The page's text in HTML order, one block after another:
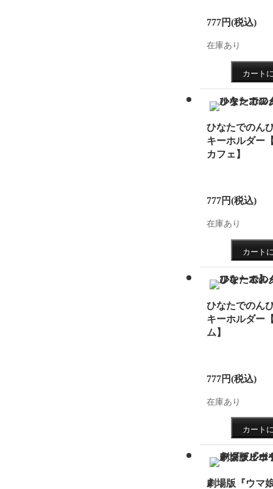
ンプ
した！
e『デ
ジを
日（水
アク
いい
ド」
ド」
まし
した！
ーホ
木製
777円(税込)
在庫あり
ひなたでのん
キーホルダー
カフェ】
777円(税込)
在庫あり
ひなたでのん
キーホルダー
ム】
777円(税込)
在庫あり
劇場版『ウマ